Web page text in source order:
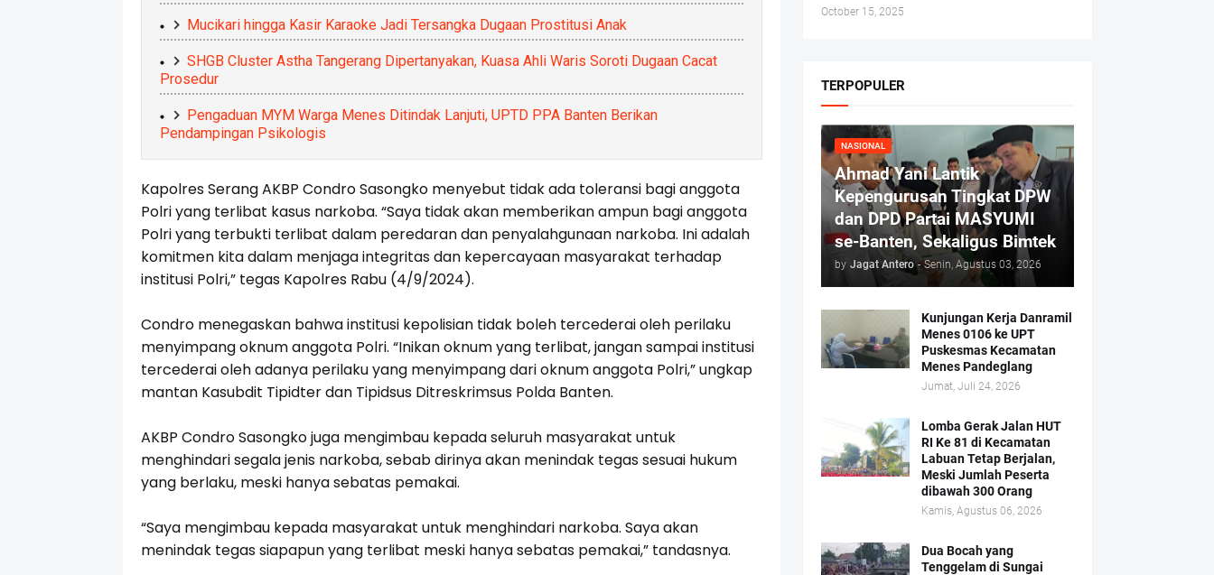
Mucikari hingga Kasir Karaoke Jadi Tersangka Dugaan Prostitusi Anak
SHGB Cluster Astha Tangerang Dipertanyakan, Kuasa Ahli Waris Soroti Dugaan Cacat
Prosedur
Pengaduan MYM Warga Menes Ditindak Lanjuti, UPTD PPA Banten Berikan
Pendampingan Psikologis
Kapolres Serang AKBP Condro Sasongko menyebut tidak ada toleransi bagi anggota
Polri yang terlibat kasus narkoba. “Saya tidak akan memberikan ampun bagi anggota
Polri yang terbukti terlibat dalam peredaran dan penyalahgunaan narkoba. Ini adalah
komitmen kita dalam menjaga integritas dan kepercayaan masyarakat terhadap
institusi Polri,” tegas Kapolres Rabu (4/9/2024).
Condro menegaskan bahwa institusi kepolisian tidak boleh tercederai oleh perilaku
menyimpang oknum anggota Polri. “Inikan oknum yang terlibat, jangan sampai institusi
tercederai oleh adanya perilaku yang menyimpang dari oknum anggota Polri,” ungkap
mantan Kasubdit Tipidter dan Tipidsus Ditreskrimsus Polda Banten.
AKBP Condro Sasongko juga mengimbau kepada seluruh masyarakat untuk
menghindari segala jenis narkoba, sebab dirinya akan menindak tegas sesuai hukum
yang berlaku, meski hanya sebatas pemakai.
“Saya mengimbau kepada masyarakat untuk menghindari narkoba. Saya akan
menindak tegas siapapun yang terlibat meski hanya sebatas pemakai,” tandasnya.
October 15, 2025
TERPOPULER
NASIONAL
Ahmad Yani Lantik
Kepengurusan Tingkat DPW
dan DPD Partai MASYUMI
se-Banten, Sekaligus Bimtek
by Jagat Antero - Senin, Agustus 03, 2026
Kunjungan Kerja Danramil
Menes 0106 ke UPT
Puskesmas Kecamatan
Menes Pandeglang
Jumat, Juli 24, 2026
Lomba Gerak Jalan HUT
RI Ke 81 di Kecamatan
Labuan Tetap Berjalan,
Meski Jumlah Peserta
dibawah 300 Orang
Kamis, Agustus 06, 2026
Dua Bocah yang
Tenggelam di Sungai